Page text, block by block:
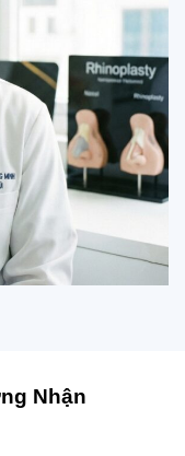
Nhận